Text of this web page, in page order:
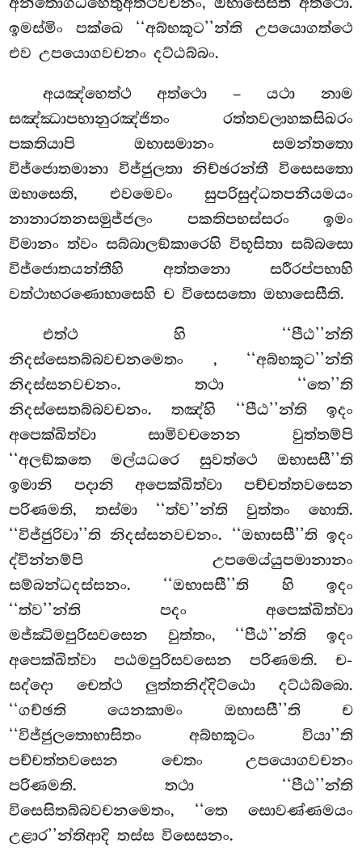
ඉමස්මිං පක්ඛෙ ‘‘අබ්භකූට’’න්ති උපයොගත්ථෙ
එව උපයොගවචනං දට්ඨබ්බං.
අයඤ්හෙත්ථ අත්ථො – යථා නාම
සඤ්ඣාපභානුරඤ්ජිතං රත්තවලාහකසිඛරං
පකතියාපි ඔභාසමානං සමන්තතො
විජ්ජොතමානා විජ්ජුලතා නිච්ඡරන්තී විසෙසතො
ඔභාසෙති, එවමෙවං සුපරිසුද්ධතපනීයමයං
නානාරතනසමුජ්ජලං පකතිපභස්සරං ඉමං
විමානං ත්වං සබ්බාලඞ්කාරෙහි විභූසිතා සබ්බසො
විජ්ජොතයන්තීහි අත්තනො සරීරප්පභාහි
වත්ථාභරණොභාසෙහි ච විසෙසතො ඔභාසෙසීති.
එත්ථ හි ‘‘පීඨ’’න්ති
නිදස්සෙතබ්බවචනමෙතං , ‘‘අබ්භකූට’’න්ති
නිදස්සනවචනං. තථා ‘‘තෙ’’ති
නිදස්සෙතබ්බවචනං. තඤ්හි ‘‘පීඨ’’න්ති ඉදං
අපෙක්ඛිත්වා සාමිවචනෙන වුත්තම්පි
‘‘අලඞ්කතෙ මල්යධරෙ සුවත්ථෙ ඔභාසසී’’ති
ඉමානි පදානි අපෙක්ඛිත්වා පච්චත්තවසෙන
පරිණමති, තස්මා ‘‘ත්ව’’න්ති වුත්තං හොති.
‘‘විජ්ජුරිවා’’ති නිදස්සනවචනං. ‘‘ඔභාසසී’’ති ඉදං
ද්වින්නම්පි උපමෙය්යුපමානානං
සම්බන්ධදස්සනං. ‘‘ඔභාසසී’’ති හි ඉදං
‘‘ත්ව’’න්ති පදං අපෙක්ඛිත්වා
මජ්ඣිමපුරිසවසෙන වුත්තං, ‘‘පීඨ’’න්ති ඉදං
අපෙක්ඛිත්වා පඨමපුරිසවසෙන පරිණමති. ච-
සද්දො චෙත්ථ ලුත්තනිද්දිට්ඨො දට්ඨබ්බො.
‘‘ගච්ඡති යෙනකාමං ඔභාසසී’’ති ච
‘‘විජ්ජුලතොභාසිතං අබ්භකූටං වියා’’ති
පච්චත්තවසෙන චෙතං උපයොගවචනං
පරිණමති. තථා ‘‘පීඨ’’න්ති
විසෙසිතබ්බවචනමෙතං, ‘‘තෙ සොවණ්ණමයං
උළාර’’න්තිආදි තස්ස විසෙසනං.